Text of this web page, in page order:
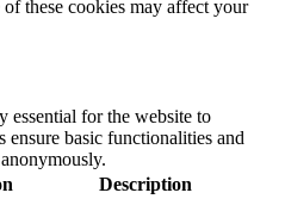
these cookies may affect your
essential for the website to
basic functionalities and
Description